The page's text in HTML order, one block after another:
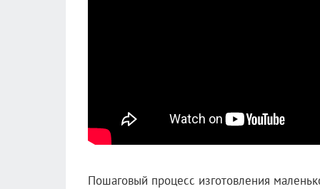
Пошаговый процесс изготовления